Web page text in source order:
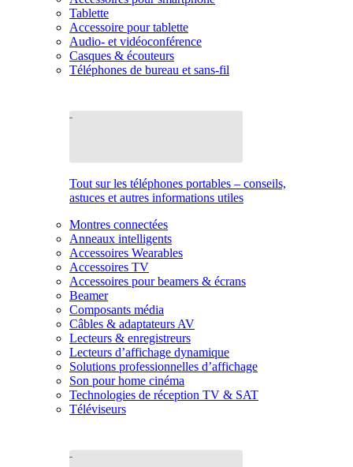
Tablette
Accessoire pour tablette
Audio- et vidéoconférence
Casques & écouteurs
Téléphones de bureau et sans-fil
Tout sur les téléphones portables – conseils,
astuces et autres informations utiles
Montres connectées
Anneaux intelligents
Accessoires Wearables
Accessoires TV
Accessoires pour beamers & écrans
Beamer
Composants média
Câbles & adaptateurs AV
Lecteurs & enregistreurs
Lecteurs d’affichage dynamique
Solutions professionnelles d’affichage
Son pour home cinéma
Technologies de réception TV & SAT
Téléviseurs